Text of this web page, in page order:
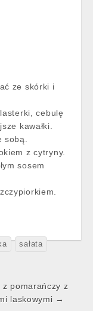
ze skórki i
cebulę
kawałki.
sobą.
z cytryny.
sosem
sałata
z pomarańczy z
laskowymi →